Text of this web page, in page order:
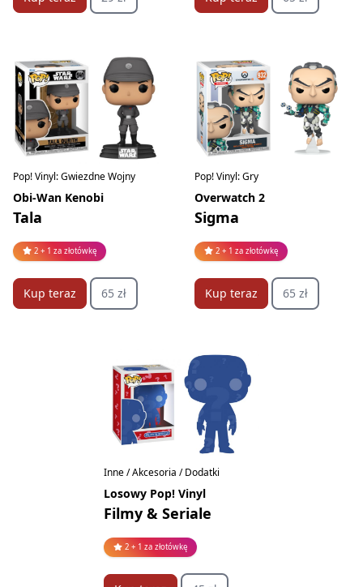
Pop! Vinyl: Gwiezdne Wojny
Obi-Wan Kenobi
Tala
2 + 1 za złotówkę
Kup teraz 65 zł
Pop! Vinyl: Gry
Overwatch 2
Sigma
2 + 1 za złotówkę
Kup teraz 65 zł
Inne / Akcesoria / Dodatki
Losowy Pop! Vinyl
Filmy & Seriale
2 + 1 za złotówkę